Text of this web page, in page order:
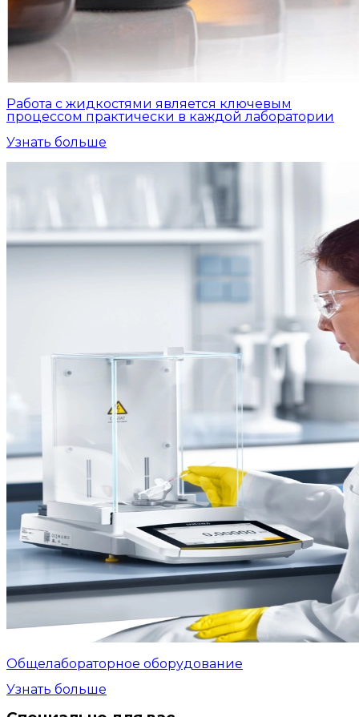
Работа с жидкостями является ключевым
процессом практически в каждой лаборатории
Узнать больше
Общелабораторное оборудование
Узнать больше